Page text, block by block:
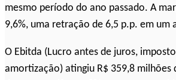
mesmo período do ano passado. A
9,6%, uma retração de 6,5 p.p. em um
O Ebitda (Lucro antes de juros,
amortização) atingiu R$ 359,8 milhões